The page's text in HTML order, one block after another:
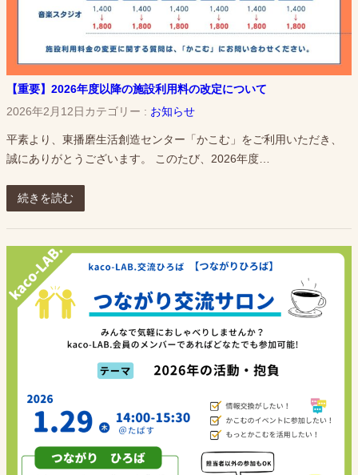
【重要】2026年度以降の施設利用料の改定について
2026年2月12日 カテゴリー : お知らせ
平素より、東播磨生活創造センター「かこむ」をご利用いただき、
誠にありがとうございます。 このたび、2026年度…
続きを読む